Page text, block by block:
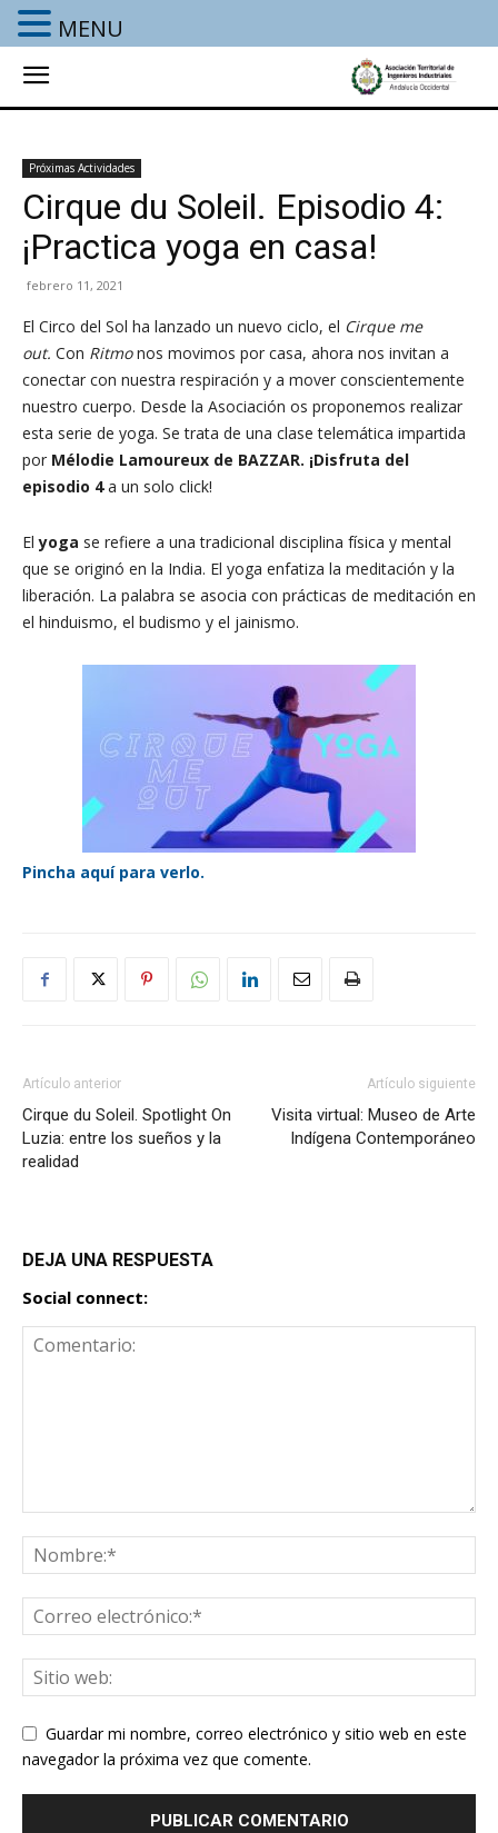
Próximas Actividades
Cirque du Soleil. Episodio 4:
¡Practica yoga en casa!
febrero 11, 2021
El Circo del Sol ha lanzado un nuevo ciclo, el Cirque me
out. Con Ritmonos movimos por casa, ahora nos invitan a
conectar con nuestra respiración y a mover conscientemente
nuestro cuerpo. Desde la Asociación os proponemos realizar
esta serie de yoga. Se trata de una clase telemática impartida
por Mélodie Lamoureux de BAZZAR. ¡Disfruta del
episodio 4a un solo click!
Elyoga se refiere a una tradicional disciplina física y mental
que se originó en la India. El yoga enfatiza la meditación y la
liberación. La palabra se asocia con prácticas de meditación en
el hinduismo, el budismo y el jainismo.
Pincha aquí para verlo.
Artículo anterior
Cirque du Soleil. Spotlight On
Luzia: entre los sueños y la
realidad
Artículo siguiente
Visita virtual: Museo de Arte
Indígena Contemporáneo
DEJA UNA RESPUESTA
Social connect:
Guardar mi nombre, correo electrónico y sitio web en este
navegador la próxima vez que comente.
MENU